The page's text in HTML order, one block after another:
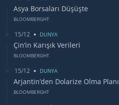
Asya Borsaları Düşüşte
BLOOMBERGHT
15/12 DUNYA
Çin’in Karışık Verileri
BLOOMBERGHT
15/12 DUNYA
Arjantin’den Dolarize Olma Planı
BLOOMBERGHT